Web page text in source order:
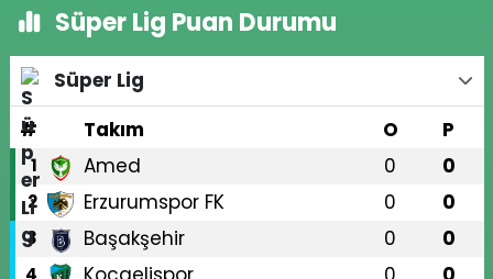
Süper Lig Puan Durumu
Süper Lig
#
Takım O P
1 Amed 0 0
2 Erzurumspor FK 0 0
3 Başakşehir 0 0
4